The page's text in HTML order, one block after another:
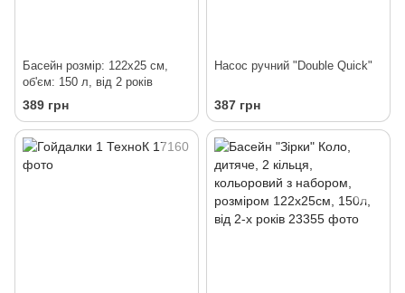
Басейн розмір: 122х25 см,
об'єм: 150 л, від 2 років
389 грн
Насос ручний "Double Quick"
387 грн